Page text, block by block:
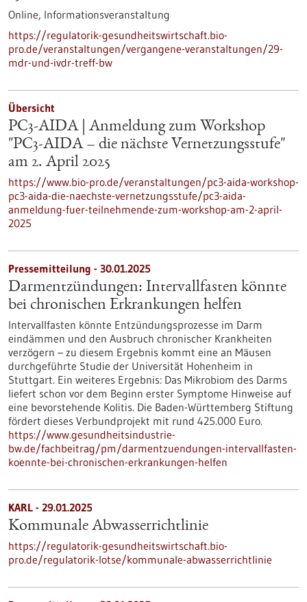
Online, Informationsveranstaltung
https://regulatorik-gesundheitswirtschaft.bio-
pro.de/veranstaltungen/vergangene-veranstaltungen/29-
mdr-und-ivdr-treff-bw
Übersicht
PC3-AIDA | Anmeldung zum Workshop
"PC3-AIDA – die nächste Vernetzungsstufe"
am 2. April 2025
https://www.bio-pro.de/veranstaltungen/pc3-aida-workshop-
pc3-aida-die-naechste-vernetzungsstufe/pc3-aida-
anmeldung-fuer-teilnehmende-zum-workshop-am-2-april-
2025
Pressemitteilung - 30.01.2025
Darmentzündungen: Intervallfasten könnte
bei chronischen Erkrankungen helfen
Intervallfasten könnte Entzündungsprozesse im Darm
eindämmen und den Ausbruch chronischer Krankheiten
verzögern – zu diesem Ergebnis kommt eine an Mäusen
durchgeführte Studie der Universität Hohenheim in
Stuttgart. Ein weiteres Ergebnis: Das Mikrobiom des Darms
liefert schon vor dem Beginn erster Symptome Hinweise auf
eine bevorstehende Kolitis. Die Baden-Württemberg Stiftung
fördert dieses Verbundprojekt mit rund 425.000 Euro.
https://www.gesundheitsindustrie-
bw.de/fachbeitrag/pm/darmentzuendungen-intervallfasten-
koennte-bei-chronischen-erkrankungen-helfen
KARL - 29.01.2025
Kommunale Abwasserrichtlinie
https://regulatorik-gesundheitswirtschaft.bio-
pro.de/regulatorik-lotse/kommunale-abwasserrichtlinie